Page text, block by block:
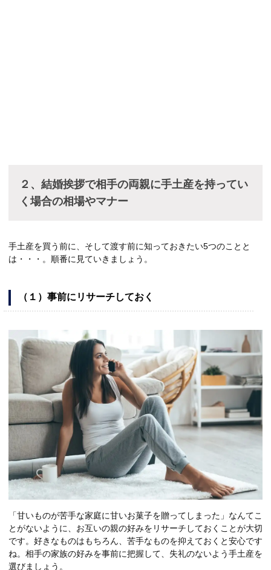
２、結婚挨拶で相手の両親に手土産を持ってい
く場合の相場やマナー
手土産を買う前に、そして渡す前に知っておきたい5つのことと
は・・・。順番に見ていきましょう。
（１）事前にリサーチしておく
「甘いものが苦手な家庭に甘いお菓子を贈ってしまった」なんてこ
とがないように、お互いの親の好みをリサーチしておくことが大切
です。好きなものはもちろん、苦手なものを抑えておくと安心です
ね。相手の家族の好みを事前に把握して、失礼のないよう手土産を
選びましょう。